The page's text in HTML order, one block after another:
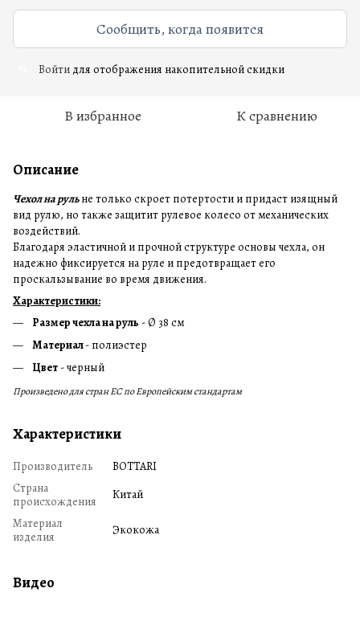
Сообщить, когда появится
Войти для отображения накопительной скидки
В избранное К сравнению
Описание
Чехол на рульне только скроет потертости и придаст изящный
вид рулю, но также защитит рулевое колесо от механических
воздействий.
Благодаря эластичной и прочной структуре основы чехла, он
надежно фиксируется на руле и предотвращает его
проскальзывание во время движения.
Характеристики:
Размер чехла на руль - Ø 38 см
Материал- полиэстер
Цвет - черный
Произведено для стран ЕС по Европейским стандартам
Характеристики
Производитель
BOTTARI
Страна
происхождения
Китай
Материал
изделия
Экокожа
Видео